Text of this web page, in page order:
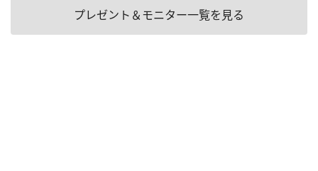
プレゼント＆モニター一覧を見る